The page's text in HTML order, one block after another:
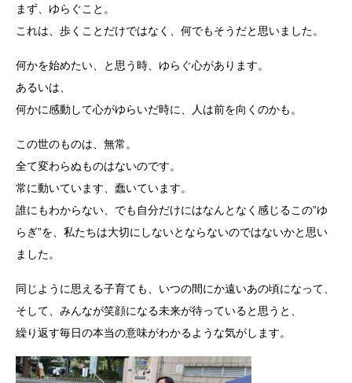
まず、ゆらぐこと。
これは、歩くことだけではなく、何でもそうだと思いました。
何かを始めたい、と思う時、ゆらぐ心があります。
あるいは、
何かに感動して心がゆらいだ時に、人は前を向くのかも。
この世のものは、無常。
全て変わらぬものはないのです。
常に動いています、蠢いています。
誰にもわからない、でも自分だけにはなんとなく感じるこの”ゆ
らぎ”を、私たちは大切にしないとならないのではないかと思い
ました。
同じように思える子育ても、いつの間にか遠いあの頃になって、
そして、みんなが笑顔になる未来が待っていると思うと、
繰り返す毎日の本当の意味がわかるような気がします。